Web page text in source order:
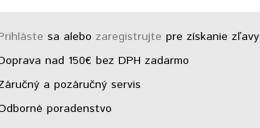
sa alebozaregistrujte pre získanie zľavy
nad 150€ bez DPH zadarmo
a pozáručný servis
poradenstvo